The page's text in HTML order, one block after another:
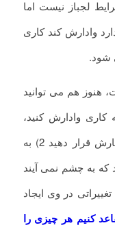
لجباز نیست اما
وادارش کند کاری
شود.
هنوز هم می توانید
به کاری وادارش کنید،
انتخاب هایی بیشتر از یک مورد در اختیارش قرار دهید 2) به
که به چشم نمی آیند
در وی ایجاد
کنیم هر چیزی را